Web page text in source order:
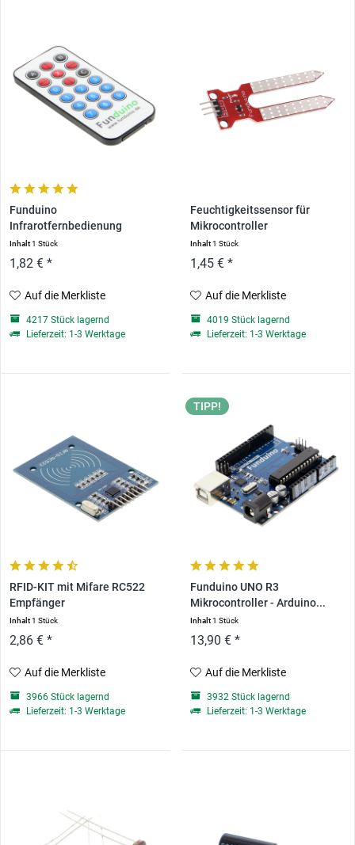
Funduino
Infrarotfernbedienung
Inhalt1 Stück
1,82 € *
Auf die Merkliste
4217 Stück lagernd
Lieferzeit: 1-3 Werktage
Feuchtigkeitssensor für
Mikrocontroller
Inhalt1 Stück
1,45 € *
Auf die Merkliste
4019 Stück lagernd
Lieferzeit: 1-3 Werktage
RFID-KIT mit Mifare RC522
Empfänger
Inhalt1 Stück
2,86 € *
Auf die Merkliste
3966 Stück lagernd
Lieferzeit: 1-3 Werktage
TIPP!
Funduino UNO R3
Mikrocontroller - Arduino...
Inhalt1 Stück
13,90 € *
Auf die Merkliste
3932 Stück lagernd
Lieferzeit: 1-3 Werktage